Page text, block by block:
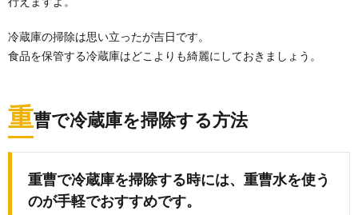
冷蔵庫の掃除は思い立ったが吉日です。
食品を保管する冷蔵庫はどこよりも綺麗にしておきましょう。
重曹で冷蔵庫を掃除する方法
重曹で冷蔵庫を掃除する時には、重曹水を使う
のが手軽でおすすめです。